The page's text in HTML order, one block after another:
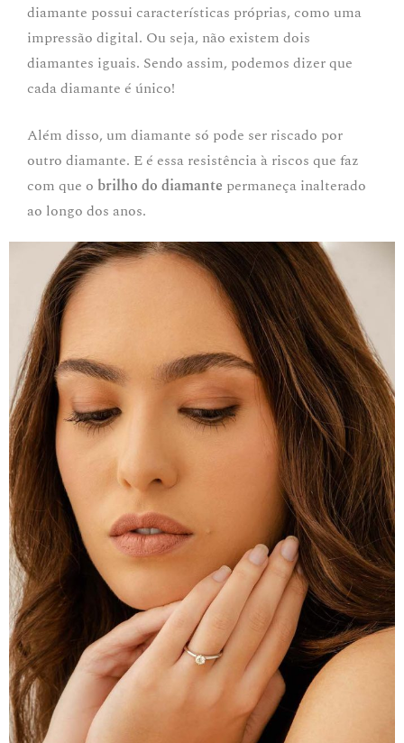
diamante possui características próprias, como uma
impressão digital. Ou seja, não existem dois
diamantes iguais. Sendo assim, podemos dizer que
cada diamante é único!
Além disso, um diamante só pode ser riscado por
outro diamante. E é essa resistência à riscos que faz
com que o brilho do diamante permaneça inalterado
ao longo dos anos.